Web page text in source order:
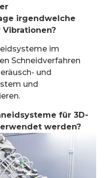
irgendwelche
im
Schneidverfahren
und
und
für 3D-
werden?